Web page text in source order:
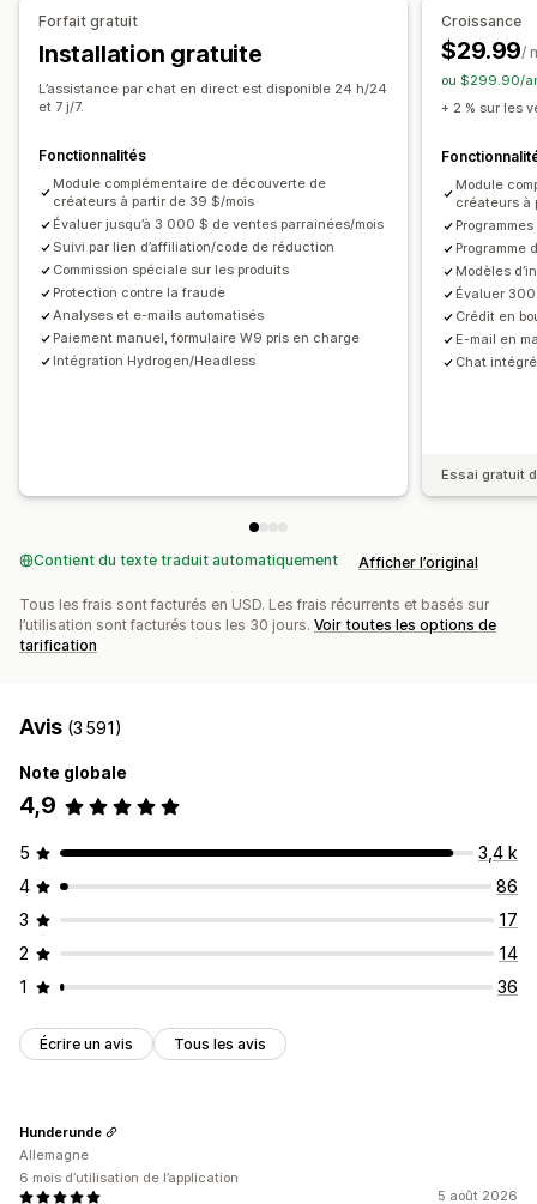
Suivi des réalisations
Analyses de données
Suivi automatique
Liens vers les collections
Réductions
Expérience des affiliés
Tableaux de bord personnalisés
Inscription personnalisée
Portail à l’image de la marque
Liens et réductions personnalisés
Nom de domaine personnalisé Formulaires personnalisés
Image de marque personnalisée
Commission
Récompenses personnalisées
Forfait gratuit
Installation gratuite
L’assistance par chat en direct est disponible 24 h/24
et 7 j/7.
Fonctionnalités
Module complémentaire de découverte de
créateurs à partir de 39 $/mois
Évaluer jusqu’à 3 000 $ de ventes parrainées/mois
Suivi par lien d’affiliation/code de réduction
Commission spéciale sur les produits
Protection contre la fraude
Analyses et e-mails automatisés
Paiement manuel, formulaire W9 pris en charge
Intégration Hydrogen/Headless
Croissance
$29.99/
ou $299.90/
+ 2 % sur les
Module
créateurs à
Programme
Modèles
Évaluer
Crédit en
E-mail en
Chat
Essai gratuit
Contient du texte traduit automatiquement Afficher l’original
Tous les frais sont facturés en USD. Les frais récurrents et basés sur
l’utilisation sont facturés tous les 30 jours. Voir toutes les options de
tarification
Avis (3 591)
Note globale
4,9
5
3,4 k
4
86
3
17
2
14
1
36
Écrire un avis Tous les avis
5 août 2026
Hunderunde
Allemagne
6 mois d’utilisation de l’application